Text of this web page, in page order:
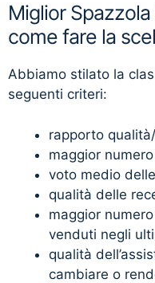
Miglior
come fare la
Abbiamo stilato la
seguenti criteri:
rapporto
maggior
voto medio
qualità delle
maggior
venduti negli
qualità
cambiare o